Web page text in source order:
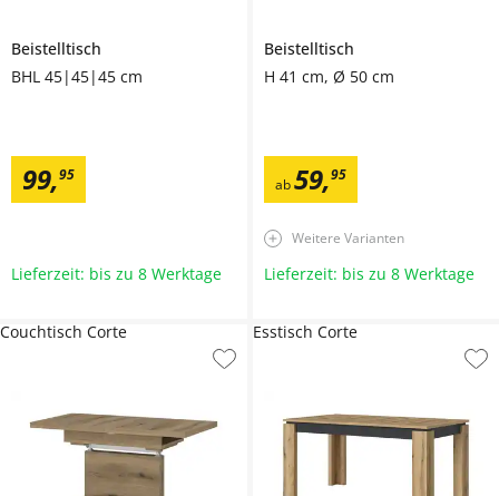
Beistelltisch
BHL 45|45|45 cm
99,95
Lieferzeit: bis zu 8 Werktage
Beistelltisch
H 41 cm, Ø 50 cm
ab 59,95
Weitere Varianten
Lieferzeit: bis zu 8 Werktage
Couchtisch Corte Esstisch Corte